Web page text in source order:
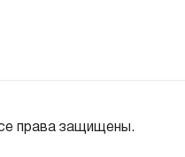
права защищены.